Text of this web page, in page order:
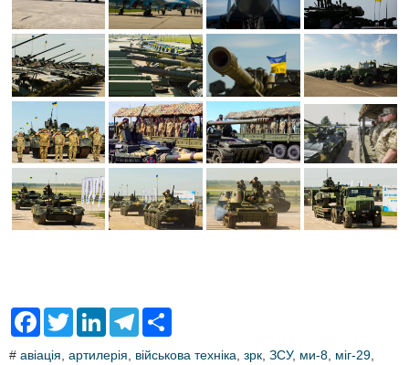
F
e
T
t
L
k
T
e
r
# авіація, артилерія, військова техніка, зрк, ЗСУ, ми-8, міг-29,